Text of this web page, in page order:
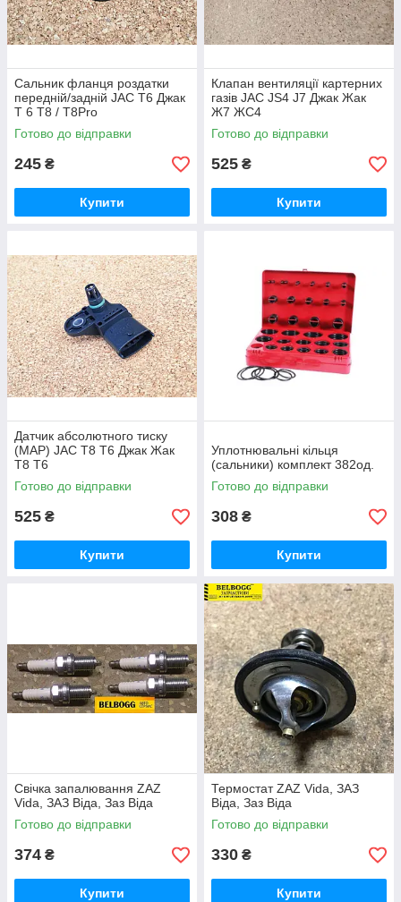
Сальник фланця роздатки
передній/задній JAC T6 Джак
Т 6 T8 / T8Pro
Готово до відправки
245 ₴
Купити
Клапан вентиляції картерних
газів JAC JS4 J7 Джак Жак
Ж7 ЖС4
Готово до відправки
525 ₴
Купити
Датчик абсолютного тиску
(MAP) JAC T8 T6 Джак Жак
Т8 Т6
Готово до відправки
525 ₴
Купити
Уплотнювальні кільця
(сальники) комплект 382од.
Готово до відправки
308 ₴
Купити
Свічка запалювання ZAZ
Vida, ЗАЗ Віда, Заз Віда
Готово до відправки
374 ₴
Купити
Термостат ZAZ Vida, ЗАЗ
Віда, Заз Віда
Готово до відправки
330 ₴
Купити